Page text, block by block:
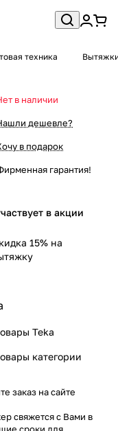
техника
в наличии
дешевле?
в подарок
гарантия!
в акции
15% на
Teka
категории
заказ на сайте
свяжется с Вами в